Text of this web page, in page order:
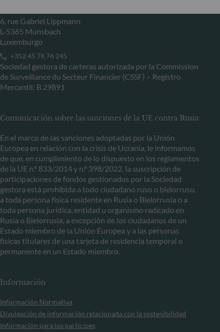
6, rue Gabriel Lippmann
L-5365 Munsbach
Luxemburgo
+352 45 76 76 245
Sociedad gestora de carteras autorizada por la Commission
de Surveillance du Secteur Financier (CSSF) – Registro
Mercantil: B 29891
Comunicación sobre las sanciones de la UE contra Rusia
En el marco de las sanciones adoptadas por la Unión
Europea en relación con la crisis de Ucrania, le informamos
de que, en cumplimiento de lo dispuesto en los reglamentos
de la UE n.º 833/2014 y n.º 398/2022, la suscripción de
participaciones de fondos gestionados por la Sociedad
gestora está prohibida a todo ciudadano ruso o bielorruso,
a toda persona física residente en Rusia o Bielorrusia o a
toda persona jurídica, entidad u organismo radicado en
Rusia o Bielorrusia, a excepción de los ciudadanos de un
Estado miembro de la Unión Europea y a las personas
físicas titulares de una tarjeta de residencia temporal o
permanente en un Estado miembro.
Información
Información Normativa
Divulgación de información relacionada con la sostenibilidad
Información para los partícipes